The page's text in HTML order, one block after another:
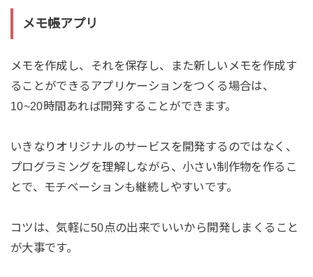
メモ帳アプリ
メモを作成し、それを保存し、また新しいメモを作成す
ることができるアプリケーションをつくる場合は、
10~20時間あれば開発することができます。
いきなりオリジナルのサービスを開発するのではなく、
プログラミングを理解しながら、小さい制作物を作るこ
とで、モチベーションも継続しやすいです。
コツは、気軽に50点の出来でいいから開発しまくること
が大事です。